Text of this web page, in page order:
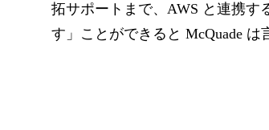
拓サポートまで、AWS と連携す
す」ことができると McQuade は